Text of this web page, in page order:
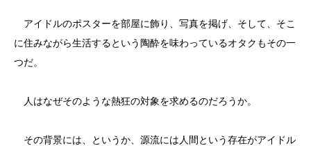
アイドルのポスターを部屋に飾り、写真を掲げ、そして、そこ
に住みながら生活するという陶酔を味わっているオタクもその一
つだ。
人はなぜそのような熱狂の対象を求めるのだろうか。
その背景には、というか、源流には人間という存在がアイドル